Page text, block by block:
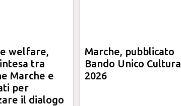
welfare,
tra
Marche e
per
il dialogo
Marche, pubblicato
Bando Unico Cultura
2026